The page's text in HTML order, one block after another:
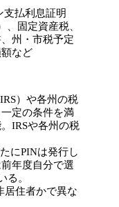
支払利息証明
、固定資産税、
州・市税予定
など
）や各州の税
定の条件を満
IRSや各州の税
にPINは発行し
年度自分で選
る。
居住者かで異な